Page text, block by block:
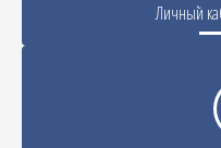
Личный